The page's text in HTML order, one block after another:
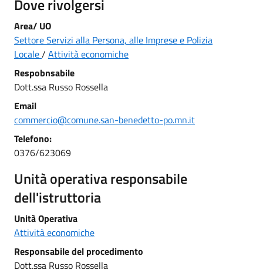
Dove rivolgersi
Area/ UO
Settore Servizi alla Persona, alle Imprese e Polizia
Locale/ Attività economiche
Respobnsabile
Dott.ssa Russo Rossella
Email
commercio@comune.san-benedetto-po.mn.it
Telefono:
0376/623069
Unità operativa responsabile
dell'istruttoria
Unità Operativa
Attività economiche
Responsabile del procedimento
Dott.ssa Russo Rossella